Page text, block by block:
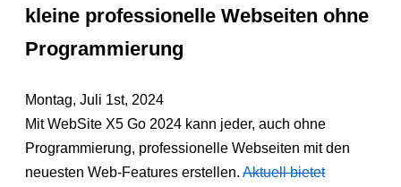
kleine professionelle Webseiten ohne
Programmierung
Montag, Juli 1st, 2024
Mit WebSite X5 Go 2024 kann jeder, auch ohne
Programmierung, professionelle Webseiten mit den
neuesten Web-Features erstellen.Aktuell bietet